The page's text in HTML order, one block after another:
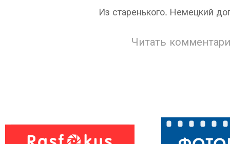
Из старенького. Немецкий
Читать